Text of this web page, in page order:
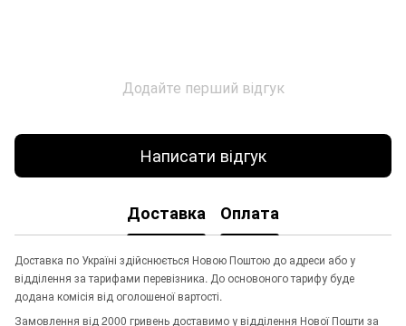
Додайте перший відгук
Написати відгук
Доставка Оплата
Доставка по Україні здійснюється Новою Поштою до адреси або у
відділення за тарифами перевізника. До основоного тарифу буде
додана комісія від оголошеної вартості.
Замовлення від 2000 гривень доставимо у відділення Нової Пошти за